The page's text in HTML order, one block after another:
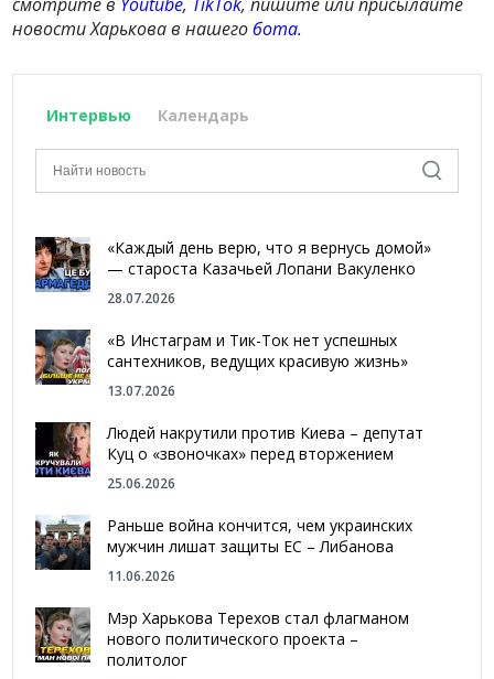
новости Харькова в нашегобота.
Интервью Календарь
«Каждый день верю, что я вернусь домой»
— староста Казачьей Лопани Вакуленко
28.07.2026
«В Инстаграм и Тик-Ток нет успешных
сантехников, ведущих красивую жизнь»
13.07.2026
Людей накрутили против Киева – депутат
Куц о «звоночках» перед вторжением
25.06.2026
Раньше война кончится, чем украинских
мужчин лишат защиты ЕС – Либанова
11.06.2026
Мэр Харькова Терехов стал флагманом
нового политического проекта –
политолог